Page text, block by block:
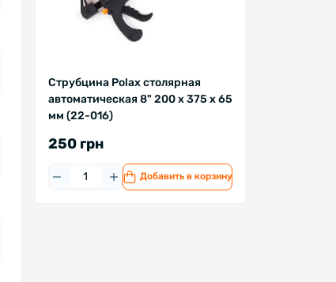
Струбцина Polax столярная
автоматическая 8" 200 х 375 х 65
мм (22-016)
250 грн
Добавить в корзину